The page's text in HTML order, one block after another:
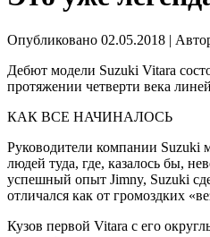
Опубликовано 02.05.2018 |
Дебют модели Suzuki Vitara
протяжении четверти века
КАК ВСЕ НАЧИНАЛОСЬ
Руководители компании Suzuki
людей туда, где, казалось бы,
успешный опыт Jimny, Suzuki
отличался как от громоздких
Кузов первой Vitara с его